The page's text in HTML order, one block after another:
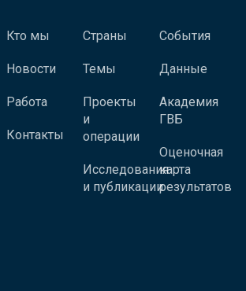
Кто мы
Новости
Работа
Контакты
Страны
Темы
Проекты
и
операции
Исследования
и публикации
События
Данные
Академия
ГВБ
Оценочная
карта
результатов